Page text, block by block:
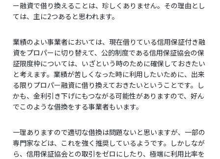
ー融資で借り換えることは、珍しくありません。その理由とし
ては、主に2つあると思われます。
業績のよい事業者においては、現在借りている信用保証付き融
資をプロパーに切り替えて、公的制度である信用保証協会の保
証限度枠については、いざという時のために確保しておきたい
と考えます。業績が苦しくなった時に利用したいために、出来
る限りプロパー融資に借り換えておきたいということです。し
かも、金利引き下げにもつながる可能性がありますので、好ん
でこのような借換をする事業者もいます。
一理ありますので適切な借換は問題ないと思いますが、一部の
専門家などは、これを強く推奨しているようです。しかしなが
ら、信用保証協会との取引をゼロにしたり、極端に利用比率を